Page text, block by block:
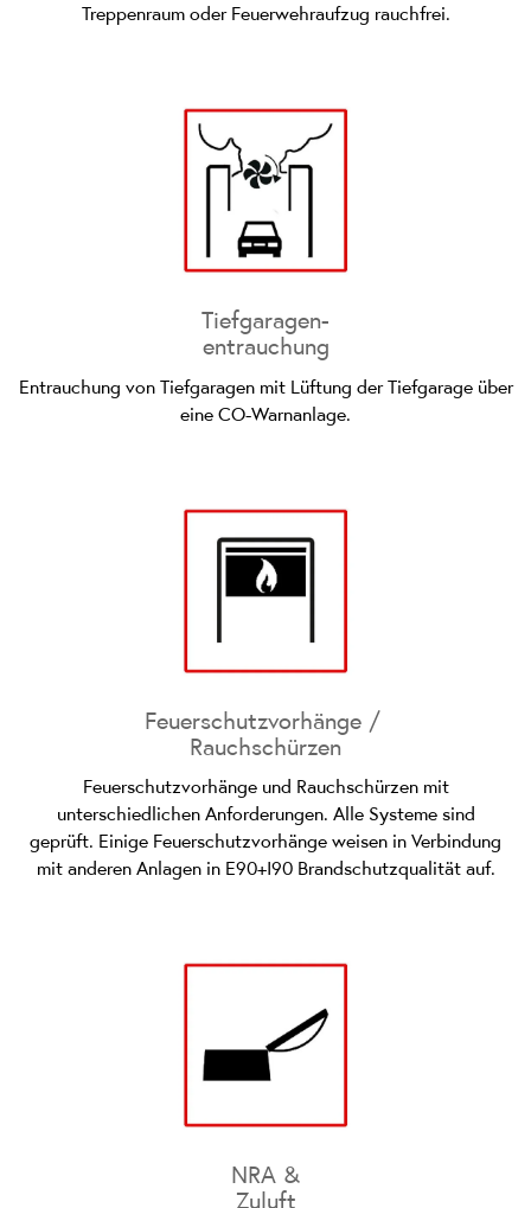
Treppenraum oder Feuerwehraufzug rauchfrei.
Tiefgaragen-
­entrauchung
Entrauchung von Tiefgaragen mit Lüftung der Tiefgarage über
eine CO-Warnanlage.
Feuerschutzvorhänge /
Rauchschürzen
Feuerschutzvorhänge und Rauchschürzen mit
unterschiedlichen Anforderungen. Alle Systeme sind
geprüft. Einige Feuerschutzvorhänge weisen in Verbindung
mit anderen Anlagen in E90+I90 Brandschutzqualität auf.
NRA &
Zuluft